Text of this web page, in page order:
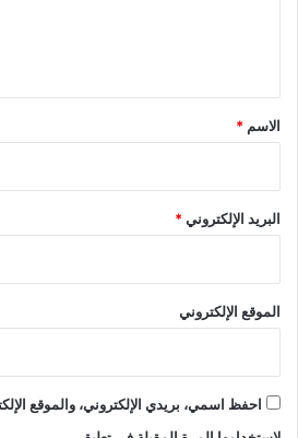
*
الاسم *
البريد الإلكتروني*
الموقع الإلكتروني
احفظ اسمي، بريدي الإلكتروني، والموقع